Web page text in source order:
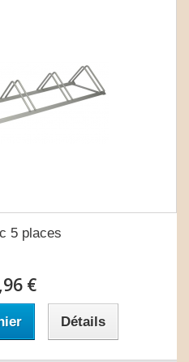
5 places
€
Détails